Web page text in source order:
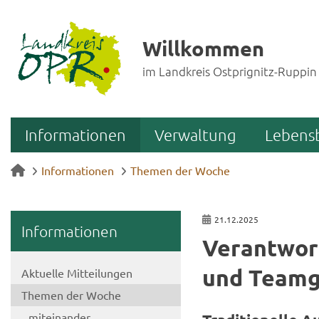
Willkommen
im Landkreis Ostprignitz-Ruppin
Informationen Verwaltung
Informationen Themen der Woche
In­for­ma­tio­nen
Ak­tu­el­le Mit­tei­lun­gen
The­men der Woche
21.12.2025
und